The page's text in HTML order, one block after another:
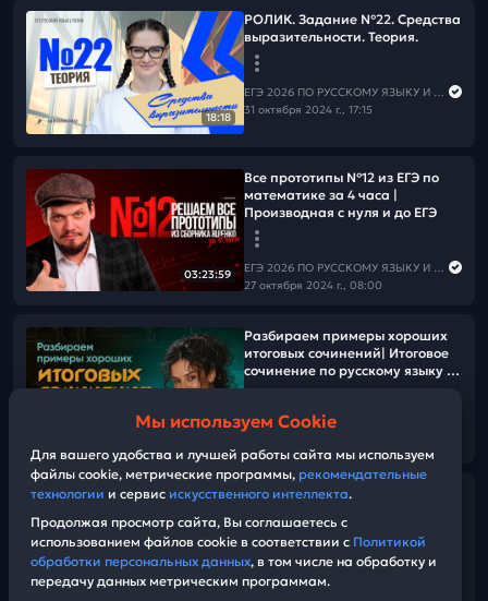
18:18
РОЛИК. Задание №22. Средства
выразительности. Теория.
ЕГЭ 2026 ПО РУССКОМУ ЯЗЫКУ И МАТЕМАТИКЕ
31 октября 2024 г., 17:15
03:23:59
Все прототипы №12 из ЕГЭ по
математике за 4 часа |
Производная с нуля и до ЕГЭ
ЕГЭ 2026 ПО РУССКОМУ ЯЗЫКУ И МАТЕМАТИКЕ
27 октября 2024 г., 08:00
01:12:56
Разбираем примеры хороших
итоговых сочинений| Итоговое
сочинение по русскому языку -
01:39:07
Вебинар 6. №1,17 |
Сложные конструкции с
трапецией
Мы используем Cookie
Для вашего удобства и лучшей работы сайта мы используем
файлы cookie, метрические программы, рекомендательные
технологии и сервис искусственного интеллекта.
Продолжая просмотр сайта, Вы соглашаетесь с
использованием файлов cookie в соответствии с Политикой
обработки персональных данных, в том числе на обработку и
передачу данных метрическим программам.